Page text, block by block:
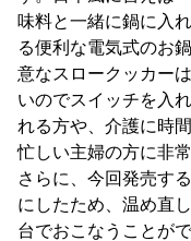
味料と一緒に鍋に入
る便利な電気式のお
意なスロークッカー
いのでスイッチを入
れる方や、介護に時
忙しい主婦の方に非
さらに、今回発売す
にしたため、温め直
台でおこなうことがで